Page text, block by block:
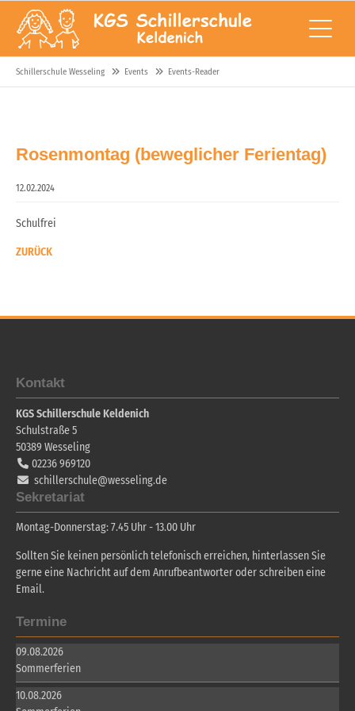
Schillerschule Wesseling Events Events-Reader
Rosenmontag (beweglicher Ferientag)
12.02.2024
Schulfrei
ZURÜCK
Kontakt
KGS Schillerschule Keldenich
Schulstraße 5
50389 Wesseling
02236 969120
schillerschule@wesseling.de
Sekretariat
Montag-Donnerstag: 7.45 Uhr - 13.00 Uhr
Sollten Sie keinen persönlich telefonisch erreichen, hinterlassen Sie
gerne eine Nachricht auf dem Anrufbeantworter oder schreiben eine
Email.
Termine
09.08.2026
Sommerferien
10.08.2026